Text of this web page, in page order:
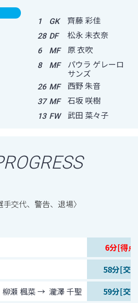
1 GK 齊藤 彩佳
28 DF 松永 未衣奈
6 MF 原 衣吹
8 MF パウラ ゲレーロ
サンズ
26 MF 西野 朱音
37 MF 石坂 咲樹
13 FW 武田 菜々子
手交代、警告、退場〉
6分[得
58分[交
柳瀬 楓菜 → 瀧澤 千聖
59分[交